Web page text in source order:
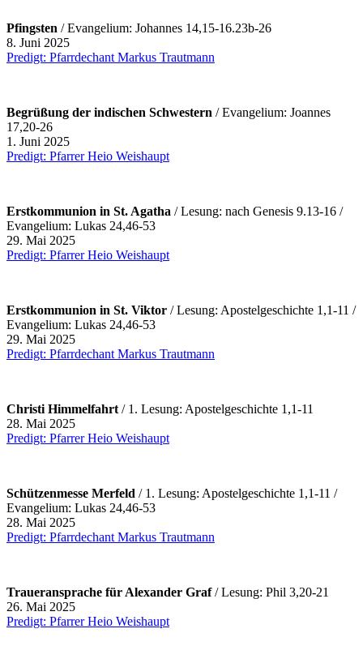
Pfingsten / Evangelium: Johannes 14,15-16.23b-26
8. Juni 2025
Predigt: Pfarrdechant Markus Trautmann
Begrüßung der indischen Schwestern / Evangelium: Joannes
17,20-26
1. Juni 2025
Predigt: Pfarrer Heio Weishaupt
Erstkommunion in St. Agatha / Lesung: nach Genesis 9.13-16 /
Evangelium: Lukas 24,46-53
29. Mai 2025
Predigt: Pfarrer Heio Weishaupt
Erstkommunion in St. Viktor / Lesung: Apostelgeschichte 1,1-11 /
Evangelium: Lukas 24,46-53
29. Mai 2025
Predigt: Pfarrdechant Markus Trautmann
Christi Himmelfahrt / 1. Lesung: Apostelgeschichte 1,1-11
28. Mai 2025
Predigt: Pfarrer Heio Weishaupt
Schützenmesse Merfeld / 1. Lesung: Apostelgeschichte 1,1-11 /
Evangelium: Lukas 24,46-53
28. Mai 2025
Predigt: Pfarrdechant Markus Trautmann
Traueransprache für Alexander Graf/ Lesung: Phil 3,20-21
26. Mai 2025
Predigt: Pfarrer Heio Weishaupt